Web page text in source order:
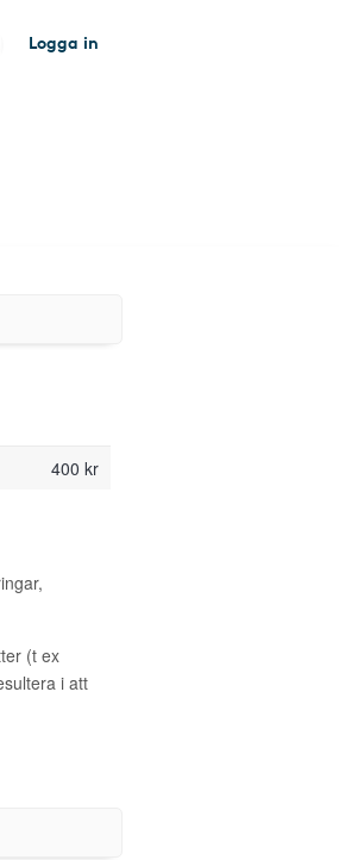
Logga in
400 kr
(t ex
i att